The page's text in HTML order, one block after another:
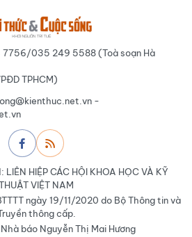
7756/035 249 5588 (Toà soạn Hà
TPHCM)
-
HIỆP CÁC HỘI KHOA HỌC VÀ KỸ
VIỆT NAM
ngày 19/11/2020 do Bộ Thông tin và
thông cấp.
báo Nguyễn Thị Mai Hương